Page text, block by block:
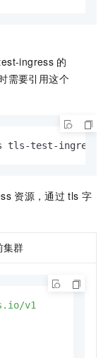
ingress 的
需要引用这个
tls-test-
资源，通过 tls 字
集群
v1